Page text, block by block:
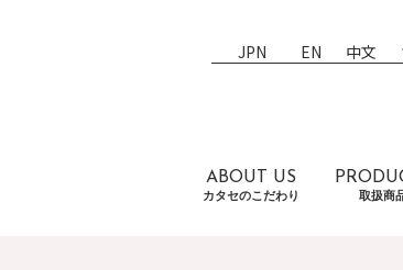
JPN EN 中文
ABOUT US
カタセのこだわり 取扱商